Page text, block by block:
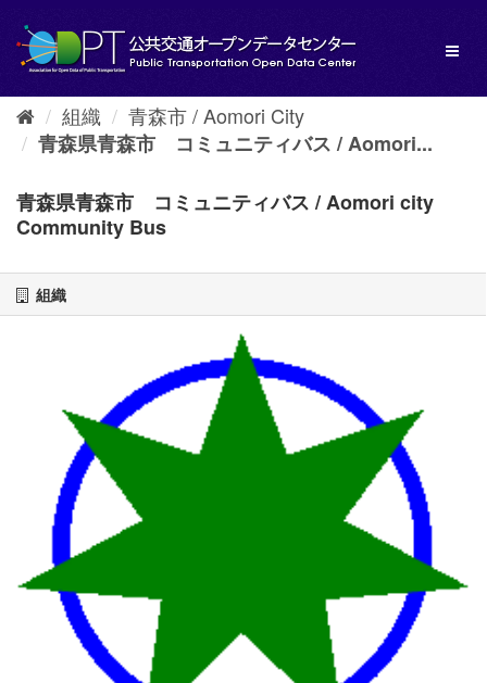
し
組織
青森市 / Aomori City
青森県青森市 コミュニティバス / Aomori...
青森県青森市 コミュニティバス / Aomori city
Community Bus
組織